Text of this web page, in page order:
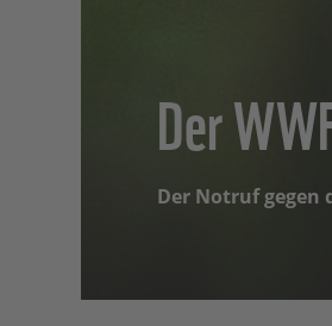
Der
Der Notruf gegen